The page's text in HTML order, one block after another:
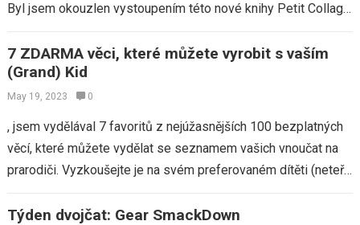
Byl jsem okouzlen vystoupením této nové knihy Petit Collage,
7 ZDARMA věci, které můžete vyrobit s vaším
(Grand) Kid
May 19, 2023 0
, jsem vydělával 7 favoritů z nejúžasnějších 100 bezplatných
věcí, které můžete vydělat se seznamem vašich vnoučat na
prarodiči. Vyzkoušejte je na svém preferovaném dítěti (neteř,
Týden dvojčat: Gear SmackDown